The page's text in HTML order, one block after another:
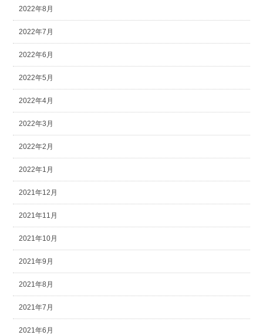
2022年8月
2022年7月
2022年6月
2022年5月
2022年4月
2022年3月
2022年2月
2022年1月
2021年12月
2021年11月
2021年10月
2021年9月
2021年8月
2021年7月
2021年6月